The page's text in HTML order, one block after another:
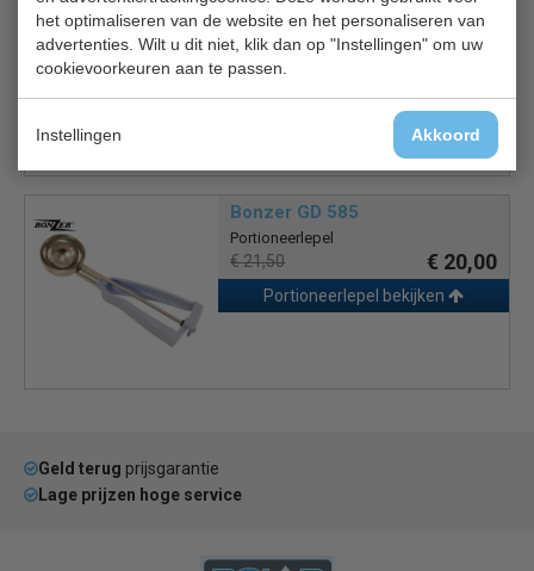
het optimaliseren van de website en het personaliseren van
advertenties. Wilt u dit niet, klik dan op "Instellingen" om uw
cookievoorkeuren aan te passen.
Instellingen Akkoord
Portioneerlepel
€ 21,50 € 20,00
Bonzer GD 585
Portioneerlepel
€ 21,50 € 20,00
Portioneerlepel bekijken
Geld terug prijsgarantie
Lage prijzen hoge service